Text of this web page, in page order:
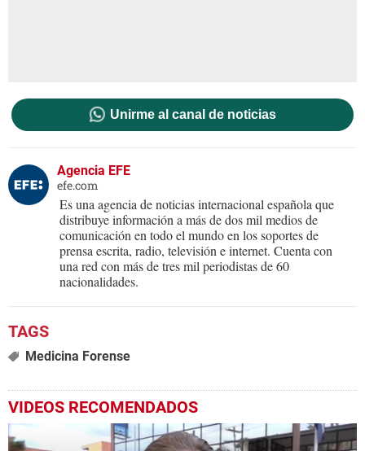
Unirme al canal de noticias
Agencia EFE
efe.com
Es una agencia de noticias internacional española que
distribuye información a más de dos mil medios de
comunicación en todo el mundo en los soportes de
prensa escrita, radio, televisión e internet. Cuenta con
una red con más de tres mil periodistas de 60
nacionalidades.
Medicina Forense
VIDEOS RECOMENDADOS